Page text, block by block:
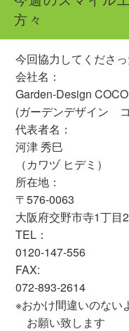
方々
今回協力してくださ
会社名：
Garden-Design
(ガーデンデザイン
代表者名：
河津 秀巳
（カワヅ ヒデミ）
所在地：
〒576-0063
大阪府交野市寺1丁目
TEL：
0120-147-556
FAX:
072-893-2614
※おかけ間違いのない
お願い致します